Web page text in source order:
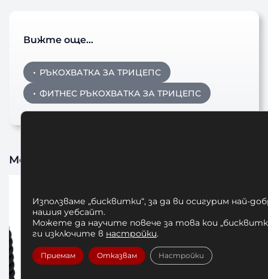
Вижте още…
РЪКОХВАТКА ЗА ТРИЦЕПС
ФИТНЕС РЪКОХВАТКА ЗА ТРИЦЕПС
Може да харесате също
Използваме „бисквитки“, за да ви осигурим най-
нашия уебсайт.
Можете да научите повече за това кои
ги изключите в настройки.
Приемам Отказвам Настройки